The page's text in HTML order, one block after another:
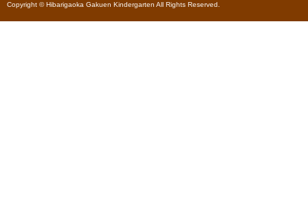
Copyright © Hibarigaoka Gakuen Kindergarten All Rights Reserved.